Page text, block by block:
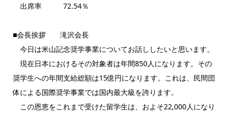
出席率 72.54％
■会長挨拶 滝沢会長
今日は米山記念奨学事業についてお話ししたいと思います。
現在日本におけるその対象者は年間850人になります。その
奨学生への年間支給総額は15億円になります。これは、民間団
体による国際奨学事業では国内最大級を誇ります。
この恩恵をこれまで受けた留学生は、およそ22,000人になり